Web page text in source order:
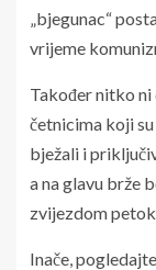
„bjegunac“
vrijeme
Također nitko
četnicima koji
bježali i
a na glavu brže
zvijezdom
Inače,